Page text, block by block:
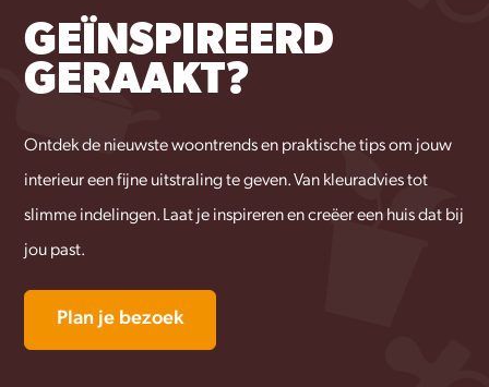
GEÏNSPIREERD
GERAAKT?
Ontdek de nieuwste woontrends en praktische tips om jouw
interieur een fijne uitstraling te geven. Van kleuradvies tot
slimme indelingen. Laat je inspireren en creëer een huis dat bij
jou past.
Plan je bezoek